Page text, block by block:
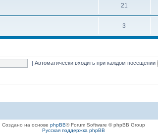
21
3
|Автоматически входить при каждом посещении
Создано на основе phpBB® Forum Software © phpBB Group
Русская поддержка phpBB